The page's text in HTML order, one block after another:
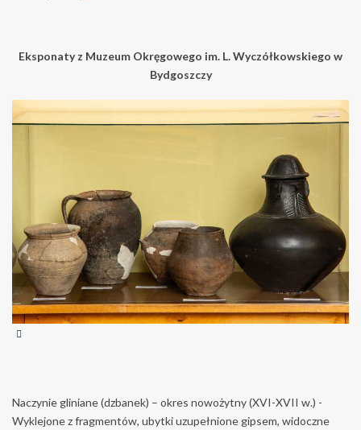
Eksponaty z Muzeum Okręgowego im. L. Wyczółkowskiego w
Bydgoszczy
Naczynie gliniane (dzbanek) – okres nowożytny (XVI-XVII w.) -
Wyklejone z fragmentów, ubytki uzupełnione gipsem, widoczne